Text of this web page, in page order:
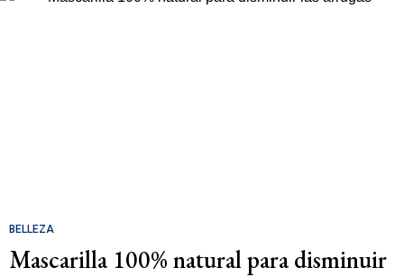
BELLEZA
Mascarilla 100% natural para disminuir